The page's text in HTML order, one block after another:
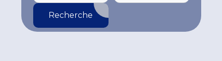
Recherche